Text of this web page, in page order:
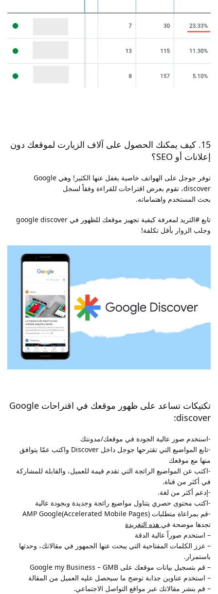
15. كيف يمكنك الحصول على آلاف الزيارت لموقعك دون
إعلانات أو SEO؟
توفر جوجل على الهواتف خاصية يغفل عنها الكثير! وهي Google
discover، تقوم بعرض اقتراحات للقراءة وفقاً لسجل
بحث المستخدم واهتماماته.
تابع #الثريد لمعرفة كيفية تجهيز موقعك للظهور في google discover
وجلب الزوار بأقل تكلفة!
تكتيكات تساعد على ظهور موقعك في اقتراحات Google
discover:
-استخدم صور عالية الجودة في موقعك/مدونتك
-تابع المواضيع التي تقترحها جوجل داخل Discover واكتب عمّا يتوافق
منها مع موقعك
-اكتب عن المواضيع الرائجة التي تقدم قيمة للعميل، والقابلة للمشاركة
في أكثر من قناة.
-إدعم أكثر من لغة.
-اكتب محتوى حصري يتناول مواضيع رائجة وجديدة وبجودة عالية
-قم بمراعاة متطلبات AMP Google(Accelerated Mobile Pages)
تجدها موضحة في هذه التغريدة
– استخدم صوراً عالية الدقة
– عزز الكلمات المفتاحية التي يبحث عنها الجمهور في مقالاتك، وحدثها
باستمرار.
– قم بتسجيل بيانات موقعك على Google my Business – GMB
– استخدم عناوين جذابة توضح ما سيحصل عليه العميل من المقالة
– قم بنشر مقالاتك عبر مواقع التواصل الاجتماعي.